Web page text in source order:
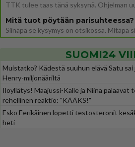
Mitä tuot pöytään parisuhteessa?
SUOMI24
Muistatko? Kädestä suuhun elävä Satu
Henry-miljonääriltä
Iloyllätys! Maajussi-Kalle ja Niina palaavat
rehellinen reaktio: "KÄÄKS!"
Esko Eerikäinen lopetti testosteronit
heti